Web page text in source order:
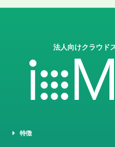
法人向けクラウド
特徴